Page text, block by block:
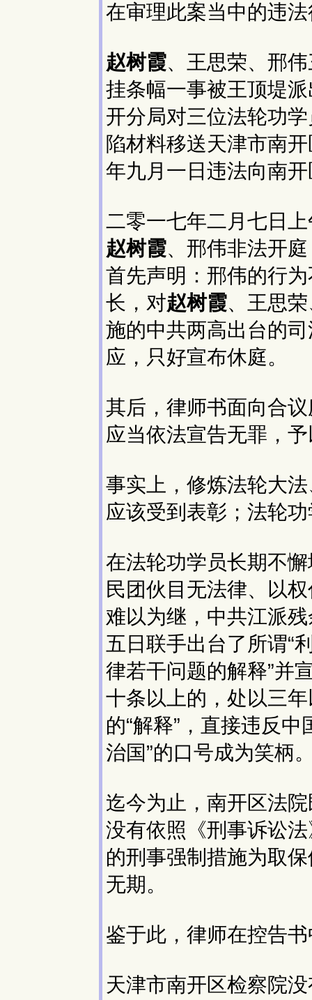
在审理此案当中的违
赵树霞、王思荣、邢
挂条幅一事被王顶堤
开分局对三位法轮功
陷材料移送天津市南
年九月一日违法向南
二零一七年二月七日
赵树霞、邢伟非法开
首先声明：邢伟的行
长，对赵树霞、王思
施的中共两高出台的
应，只好宣布休庭。
其后，律师书面向合
应当依法宣告无罪，
事实上，修炼法轮大
应该受到表彰；法轮
在法轮功学员长期不
民团伙目无法律、以
难以为继，中共江派
五日联手出台了所谓“
律若干问题的解释”并
十条以上的，处以三
的“解释”，直接违反
治国”的口号成为笑柄
迄今为止，南开区法
没有依照《刑事诉讼
的刑事强制措施为取
无期。
鉴于此，律师在控告
天津市南开区检察院